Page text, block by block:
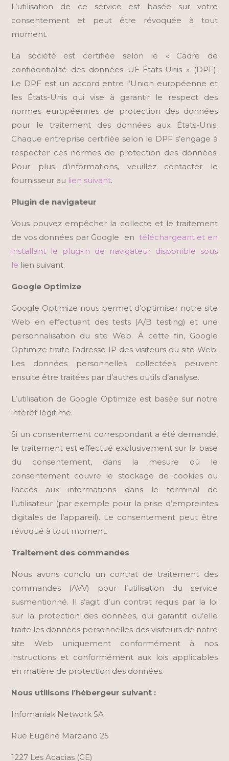
L’utilisation de ce service est basée sur votre
consentement et peut être révoquée à tout
moment.
La société est certifiée selon le « Cadre de
confidentialité des données UE-États-Unis » (DPF).
Le DPF est un accord entre l’Union européenne et
les États-Unis qui vise à garantir le respect des
normes européennes de protection des données
pour le traitement des données aux États-Unis.
Chaque entreprise certifiée selon le DPF s’engage à
respecter ces normes de protection des données.
Pour plus d’informations, veuillez contacter le
fournisseur au lien suivant.
Plugin de navigateur
Vous pouvez empêcher la collecte et le traitement
de vos données par Google en téléchargeant et en
installant le plug-in de navigateur disponible sous
le lien suivant.
Google Optimize
Google Optimize nous permet d’optimiser notre site
Web en effectuant des tests (A/B testing) et une
personnalisation du site Web. À cette fin, Google
Optimize traite l’adresse IP des visiteurs du site Web.
Les données personnelles collectées peuvent
ensuite être traitées par d’autres outils d’analyse.
L’utilisation de Google Optimize est basée sur notre
intérêt légitime.
Si un consentement correspondant a été demandé,
le traitement est effectué exclusivement sur la base
du consentement, dans la mesure où le
consentement couvre le stockage de cookies ou
l’accès aux informations dans le terminal de
l’utilisateur (par exemple pour la prise d’empreintes
digitales de l’appareil). Le consentement peut être
révoqué à tout moment.
Traitement des commandes
Nous avons conclu un contrat de traitement des
commandes (AVV) pour l’utilisation du service
susmentionné. Il s’agit d’un contrat requis par la loi
sur la protection des données, qui garantit qu’elle
traite les données personnelles des visiteurs de notre
site Web uniquement conformément à nos
instructions et conformément aux lois applicables
en matière de protection des données.
Nous utilisons l’hébergeur suivant :
Infomaniak Network SA
Rue Eugène Marziano 25
1227 Les Acacias (GE)